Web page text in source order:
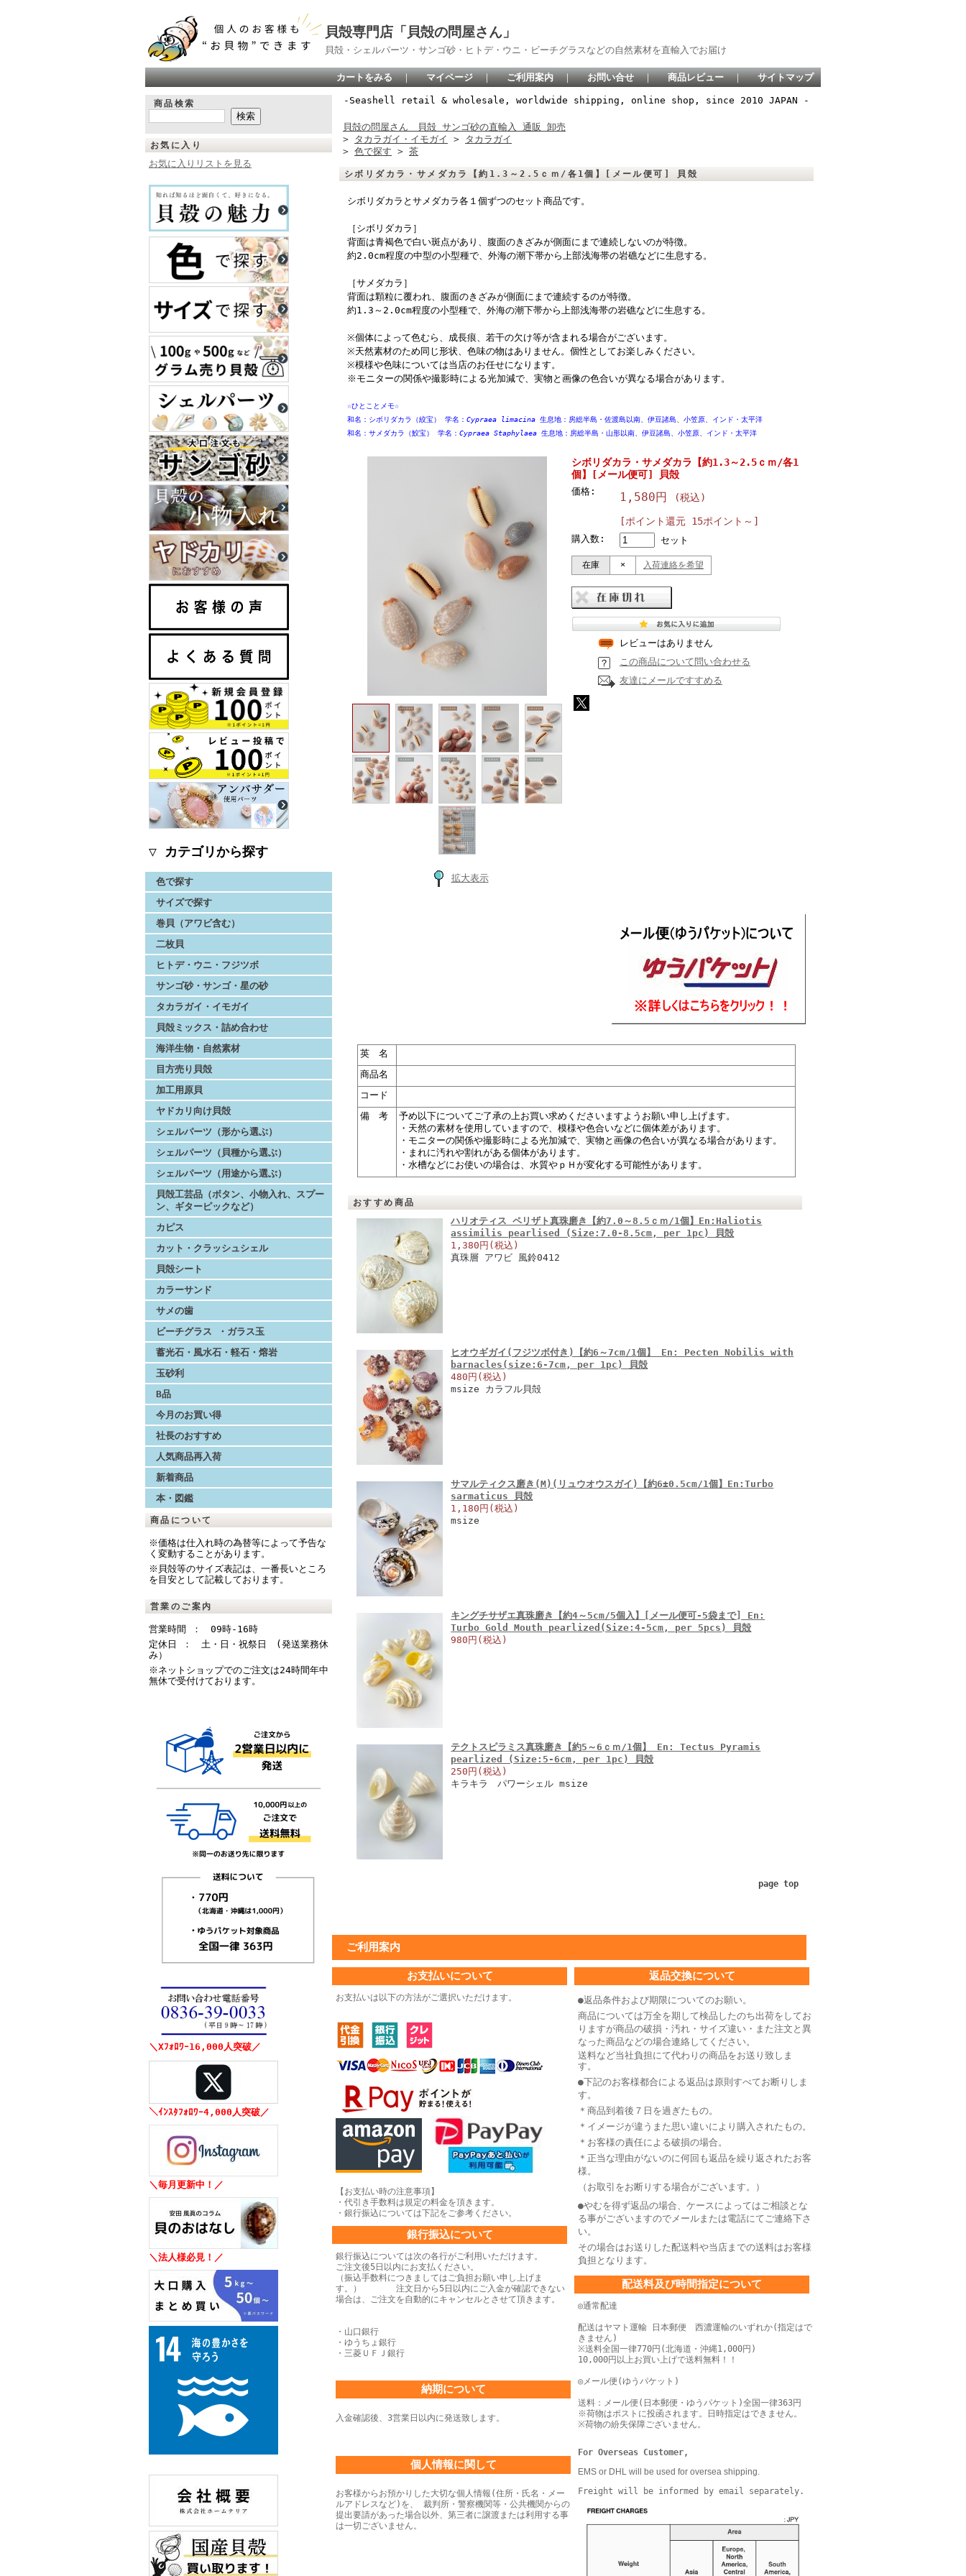
貝殻専門店「貝殻の問屋さん」
貝殻・シェルパーツ・サンゴ砂・ヒトデ・ウニ・ビーチグラスなどの自然素材を直輸入でお届け
カートをみる ｜ マイページ ｜ ご利用案内 ｜ お問い合せ ｜ 商品レビュー ｜ サイトマップ
商品検索
お気に入り
お気に入りリストを見る
▽ カテゴリから探す
色で探す
サイズで探す
巻貝（アワビ含む）
二枚貝
ヒトデ・ウニ・フジツボ
サンゴ砂・サンゴ・星の砂
タカラガイ・イモガイ
貝殻ミックス・詰め合わせ
海洋生物・自然素材
目方売り貝殻
加工用原貝
ヤドカリ向け貝殻
シェルパーツ（形から選ぶ）
シェルパーツ（貝種から選ぶ）
シェルパーツ（用途から選ぶ）
貝殻工芸品（ボタン、小物入れ、スプー
ン、ギターピックなど）
カピス
カット・クラッシュシェル
貝殻シート
カラーサンド
サメの歯
ビーチグラス ・ガラス玉
蓄光石・風水石・軽石・熔岩
玉砂利
B品
今月のお買い得
社長のおすすめ
人気商品再入荷
新着商品
本・図鑑
商品について
※価格は仕入れ時の為替等によって予告な
く変動することがあります。
※貝殻等のサイズ表記は、一番長いところ
を目安として記載しております。
営業のご案内
営業時間 ： 09時-16時
定休日 ： 土・日・祝祭日 (発送業務休
み）
※ネットショップでのご注文は24時間年中
無休で受付けております。
＼Xﾌｫﾛﾜｰ16,000人突破／
＼ｲﾝｽﾀﾌｫﾛﾜｰ4,000人突破／
＼毎月更新中！／
＼法人様必見！／
-Seashell retail & wholesale, worldwide shipping, online shop, since 2010 JAPAN -
貝殻の問屋さん 貝殻 サンゴ砂の直輸入 通販 卸売
>
タカラガイ・イモガイ >
タカラガイ
> 色で探す > 茶
シボリダカラ・サメダカラ【約1.3～2.5ｃｍ/各1個】[メール便可] 貝殻
シボリダカラとサメダカラ各１個ずつのセット商品です。
［シボリダカラ］
背面は青褐色で白い斑点があり、腹面のきざみが側面にまで連続しないのが特徴。
約2.0cm程度の中型の小型種で、外海の潮下帯から上部浅海帯の岩礁などに生息する。
［サメダカラ］
背面は顆粒に覆われ、腹面のきざみが側面にまで連続するのが特徴。
約1.3～2.0cm程度の小型種で、外海の潮下帯から上部浅海帯の岩礁などに生息する。
※個体によって色むら、成長痕、若干の欠け等が含まれる場合がございます。
※天然素材のため同じ形状、色味の物はありません。個性としてお楽しみください。
※模様や色味については当店のお任せになります。
※モニターの関係や撮影時による光加減で、実物と画像の色合いが異なる場合があります。
☆ひとことメモ☆
和名：シボリダカラ（絞宝） 学名： Cypraea limacina 生息地：房総半島・佐渡島以南、伊豆諸島、小笠原、インド・太平洋
和名：サメダカラ（鮫宝） 学名： Cypraea Staphylaea 生息地：房総半島・山形以南、伊豆諸島、小笠原、インド・太平洋
拡大表示
シボリダカラ・サメダカラ【約1.3～2.5ｃｍ/各1
個】[メール便可] 貝殻
価格: 1,580円 (税込)
[ポイント還元 15ポイント～]
購入数: セット
在庫 × 入荷連絡を希望
レビューはありません
この商品について問い合わせる
友達にメールですすめる
英 名
商品名
コード
備 考
予め以下についてご了承の上お買い求めくださいますようお願い申し上げます。
・天然の素材を使用していますので、模様や色合いなどに個体差があります。
・モニターの関係や撮影時による光加減で、実物と画像の色合いが異なる場合があります。
・まれに汚れや割れがある個体があります。
・水槽などにお使いの場合は、水質やｐＨが変化する可能性があります。
おすすめ商品
ハリオティス ペリザト真珠磨き【約7.0～8.5ｃｍ/1個】En:Haliotis
assimilis pearlised (Size:7.0-8.5cm, per 1pc) 貝殻
1,380円(税込)
真珠層 アワビ 風鈴0412
ヒオウギガイ(フジツボ付き)【約6～7cm/1個】 En: Pecten Nobilis with
barnacles(size:6-7cm, per 1pc) 貝殻
480円(税込)
msize カラフル貝殻
サマルティクス磨き(M)(リュウオウスガイ)【約6±0.5cm/1個】En:Turbo
sarmaticus 貝殻
1,180円(税込)
msize
キングチサザエ真珠磨き【約4～5cm/5個入】[メール便可-5袋まで] En:
Turbo Gold Mouth pearlized(Size:4-5cm, per 5pcs) 貝殻
980円(税込)
テクトスピラミス真珠磨き【約5～6ｃｍ/1個】 En: Tectus Pyramis
pearlized (Size:5-6cm, per 1pc) 貝殻
250円(税込)
キラキラ パワーシェル msize
page top
ご利用案内
お支払いについて
お支払いは以下の方法がご選択いただけます。
【お支払い時の注意事項】
・代引き手数料は規定の料金を頂きます。
・銀行振込については下記をご参考ください。
銀行振込について
銀行振込については次の各行がご利用いただけます。
ご注文後5日以内にお支払ください。
（振込手数料につきましてはご負担お願い申し上げま
す。） 注文日から5日以内にご入金が確認できない
場合は、 ご注文を自動的にキャンセルとさせて頂きます。
・山口銀行
・ゆうちょ銀行
・三菱ＵＦＪ銀行
納期について
入金確認後、3営業日以内に発送致します。
個人情報に関して
お客様からお預かりした大切な個人情報(住所・氏名・メー
ルアドレスなど)を、 裁判所・警察機関等・公共機関からの
提出要請があった場合以外、第三者に譲渡または利用する事
は一切ございません。
返品交換について
●返品条件および期限についてのお願い。
商品については万全を期して検品したのち出荷をしてお
りますが商品の破損・汚れ・サイズ違い・また注文と異
なった商品などの場合連絡してください。
送料など当社負担にて代わりの商品をお送り致しま
す。
●下記のお客様都合による返品は原則すべてお断りしま
す。
＊商品到着後７日を過ぎたもの。
＊イメージが違うまた思い違いにより購入されたもの。
＊お客様の責任による破損の場合。
＊正当な理由がないのに何回も返品を繰り返されたお客
様。
（お取引をお断りする場合がございます。）
●やむを得ず返品の場合、ケースによってはご相談とな
る事がございますのでメールまたは電話にてご連絡下さ
い。
その場合はお送りした配送料や当店までの送料はお客様
負担となります。
配送料及び時間指定について
◎通常配達
配送はヤマト運輸 日本郵便 西濃運輸のいずれか(指定はで
きません)
※送料全国一律770円(北海道・沖縄1,000円)
10,000円以上お買い上げで送料無料！！
◎メール便(ゆうパケット)
送料：メール便(日本郵便・ゆうパケット)全国一律363円
※荷物はポストに投函されます。日時指定はできません。
※荷物の紛失保障ございません。
For Overseas Customer,
EMS or DHL will be used for oversea shipping.
Freight will be informed by email separately.